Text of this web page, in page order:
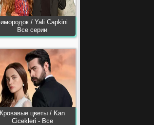
/ Yali Capkini
Все серии
Кровавые цветы / Kan
Сiсekleri - Все